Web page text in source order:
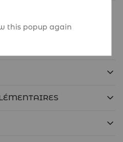
this popup again